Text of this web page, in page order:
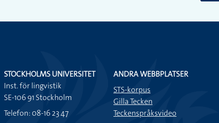
STOCKHOLMS UNIVERSITET
Inst. för lingvistik
SE-106 91 Stockholm
Telefon: 08-16 23 47
ANDRA WEBBPLATSER
STS-korpus
Gilla Tecken
Teckenspråksvideo